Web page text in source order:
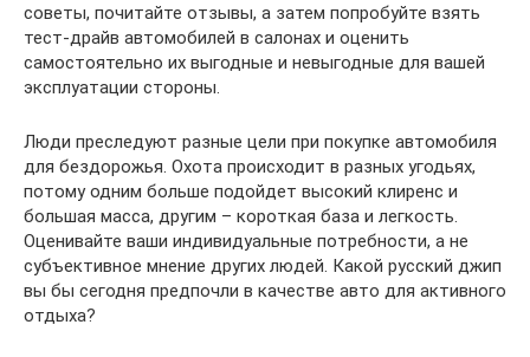
советы, почитайте отзывы, а затем попробуйте взять
тест-драйв автомобилей в салонах и оценить
самостоятельно их выгодные и невыгодные для вашей
эксплуатации стороны.
Люди преследуют разные цели при покупке автомобиля
для бездорожья. Охота происходит в разных угодьях,
потому одним больше подойдет высокий клиренс и
большая масса, другим – короткая база и легкость.
Оценивайте ваши индивидуальные потребности, а не
субъективное мнение других людей. Какой русский джип
вы бы сегодня предпочли в качестве авто для активного
отдыха?